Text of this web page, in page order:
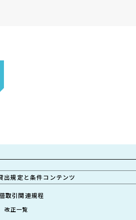
出規定と条件コンテンツ
取引関連規程
改正一覧